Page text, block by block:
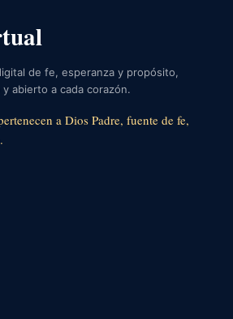
de fe, esperanza y propósito,
abierto a cada corazón.
a Dios Padre, fuente de fe,